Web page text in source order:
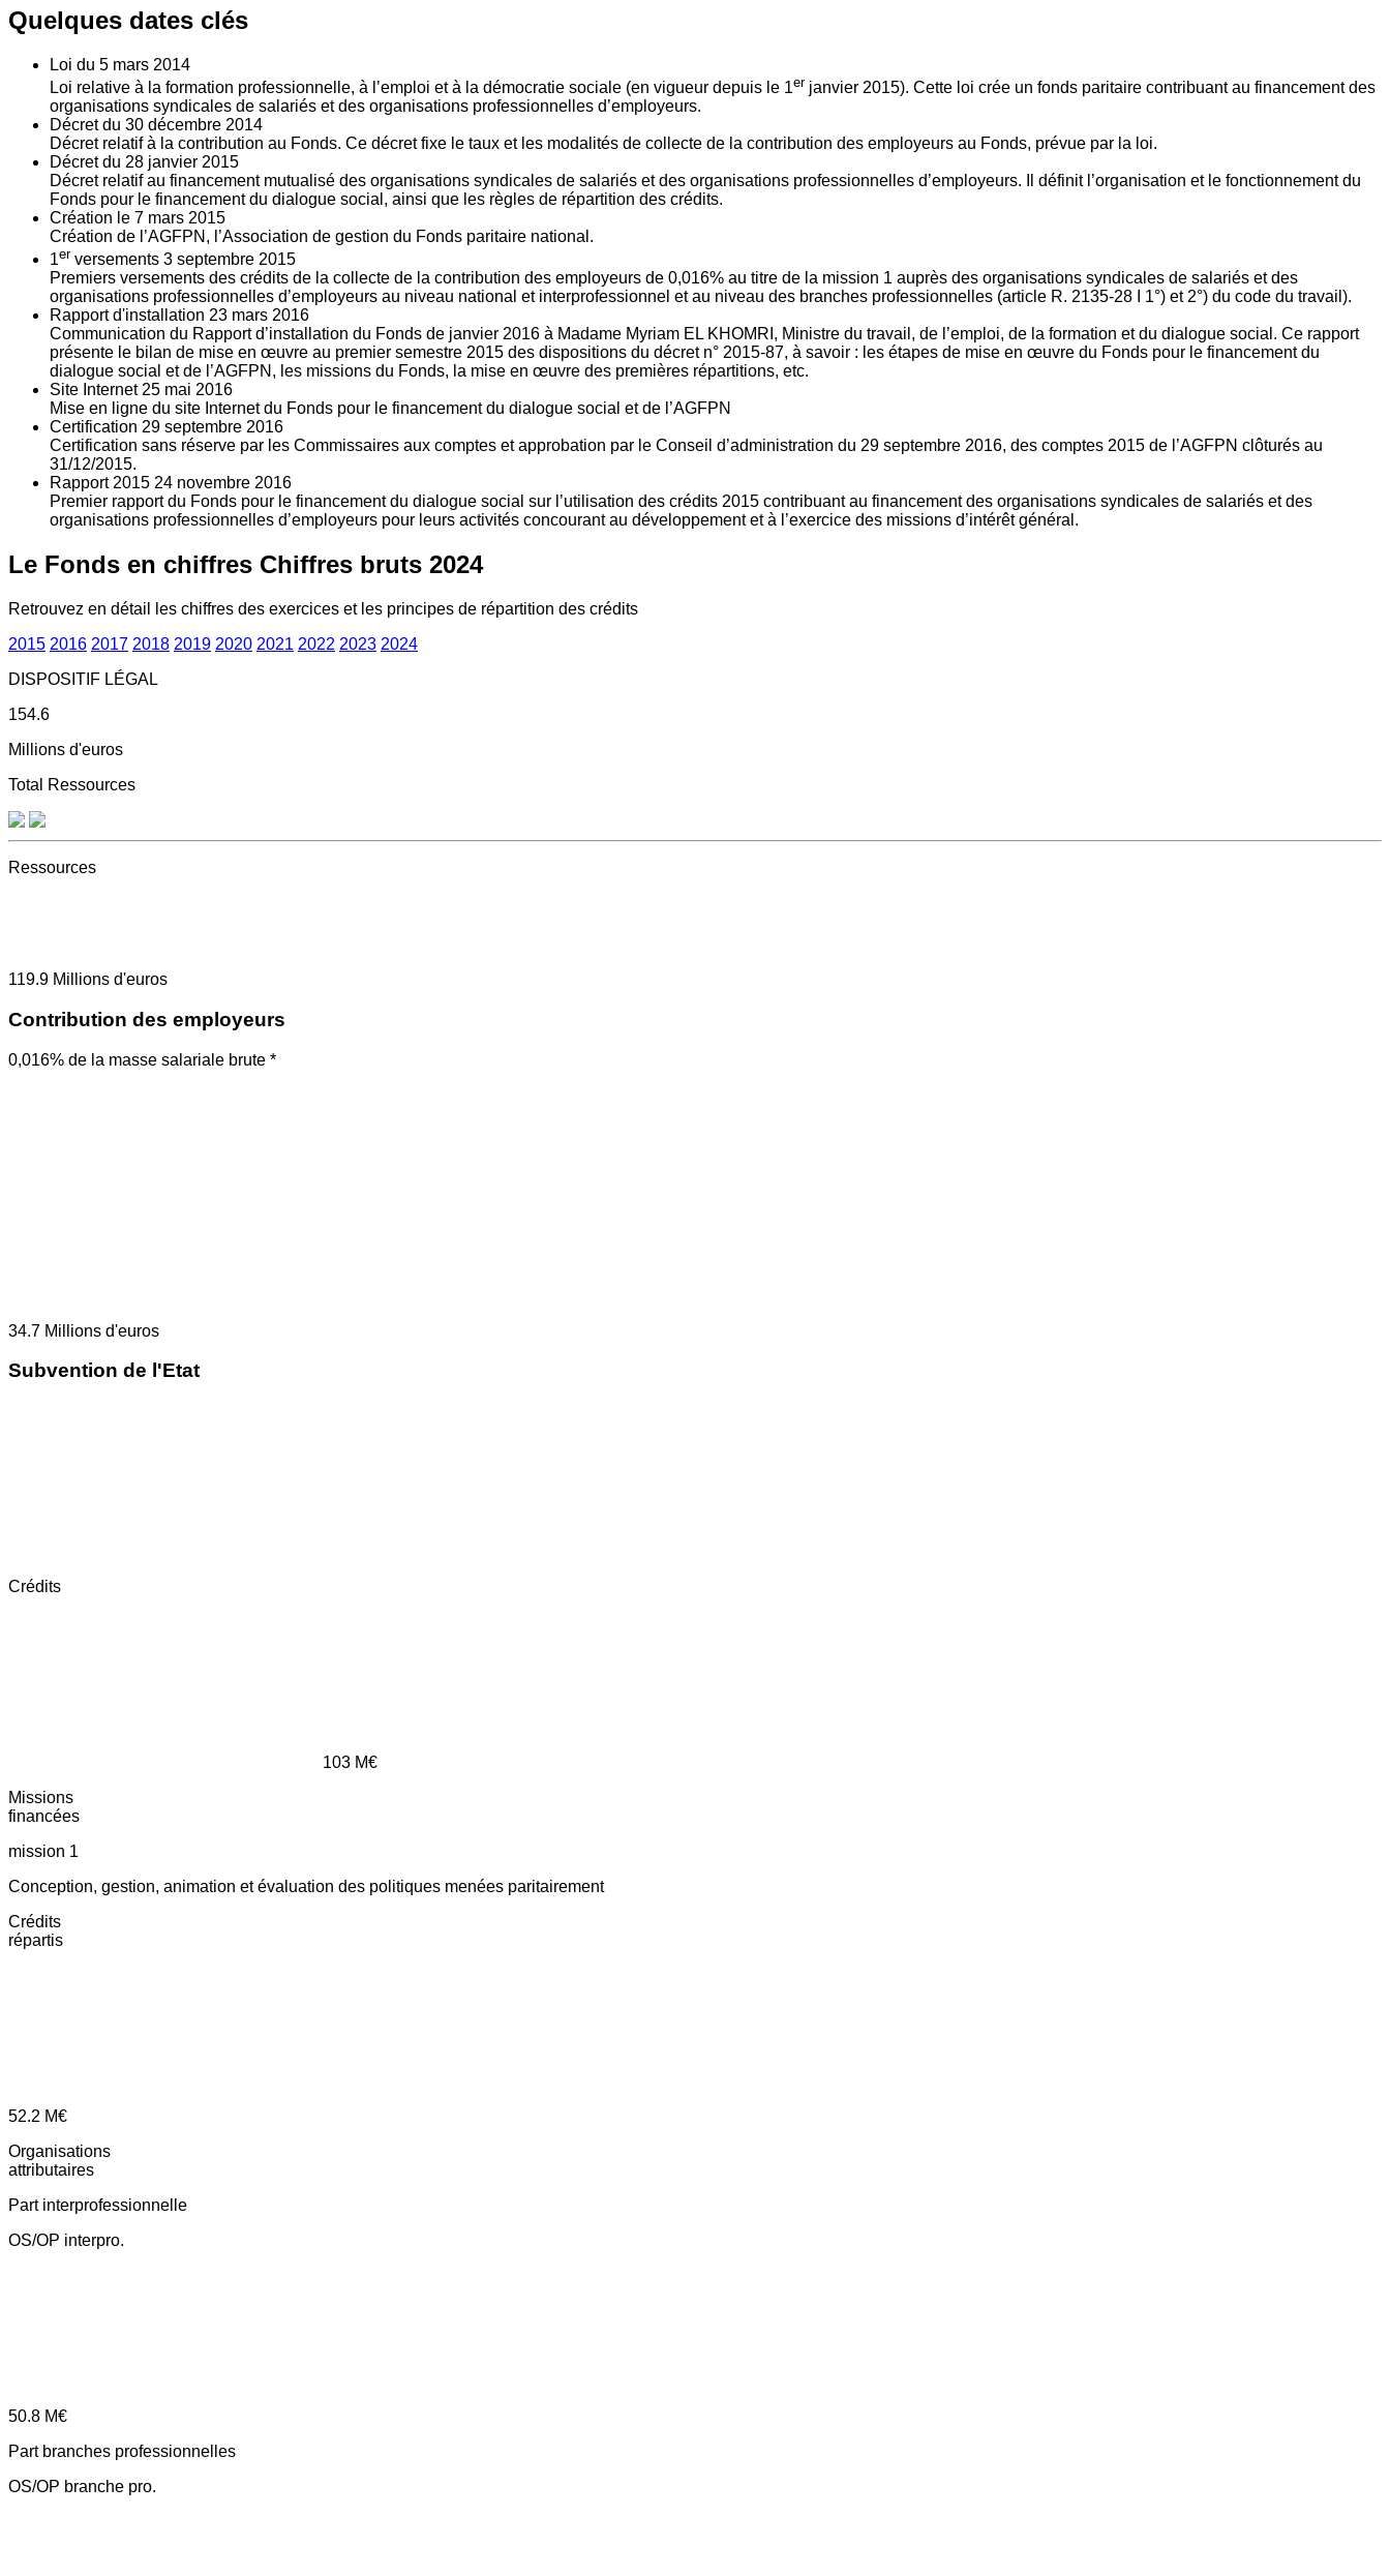
Quelques dates clés
Loi du 5 mars 2014
Loi relative à la formation professionnelle, à l’emploi et à la démocratie sociale (en vigueur depuis le 1er janvier 2015). Cette loi crée un fonds paritaire contribuant au financement des
organisations syndicales de salariés et des organisations professionnelles d’employeurs.
Décret du 30 décembre 2014
Décret relatif à la contribution au Fonds. Ce décret fixe le taux et les modalités de collecte de la contribution des employeurs au Fonds, prévue par la loi.
Décret du 28 janvier 2015
Décret relatif au financement mutualisé des organisations syndicales de salariés et des organisations professionnelles d’employeurs. Il définit l’organisation et le fonctionnement du
Fonds pour le financement du dialogue social, ainsi que les règles de répartition des crédits.
Création le 7 mars 2015
Création de l’AGFPN, l’Association de gestion du Fonds paritaire national.
1er versements 3 septembre 2015
Premiers versements des crédits de la collecte de la contribution des employeurs de 0,016% au titre de la mission 1 auprès des organisations syndicales de salariés et des
organisations professionnelles d’employeurs au niveau national et interprofessionnel et au niveau des branches professionnelles (article R. 2135‐28 I 1°) et 2°) du code du travail).
Rapport d'installation 23 mars 2016
Communication du Rapport d’installation du Fonds de janvier 2016 à Madame Myriam EL KHOMRI, Ministre du travail, de l’emploi, de la formation et du dialogue social. Ce rapport
présente le bilan de mise en œuvre au premier semestre 2015 des dispositions du décret n° 2015-87, à savoir : les étapes de mise en œuvre du Fonds pour le financement du
dialogue social et de l’AGFPN, les missions du Fonds, la mise en œuvre des premières répartitions, etc.
Site Internet 25 mai 2016
Mise en ligne du site Internet du Fonds pour le financement du dialogue social et de l’AGFPN
Certification 29 septembre 2016
Certification sans réserve par les Commissaires aux comptes et approbation par le Conseil d’administration du 29 septembre 2016, des comptes 2015 de l’AGFPN clôturés au
31/12/2015.
Rapport 2015 24 novembre 2016
Premier rapport du Fonds pour le financement du dialogue social sur l’utilisation des crédits 2015 contribuant au financement des organisations syndicales de salariés et des
organisations professionnelles d’employeurs pour leurs activités concourant au développement et à l’exercice des missions d’intérêt général.
Le Fonds en chiffres Chiffres bruts 2024
Retrouvez en détail les chiffres des exercices et les principes de répartition des crédits
2015 2016 2017 2018 2019 2020 2021 2022 2023 2024
DISPOSITIF LÉGAL
154.6
Millions d'euros
Total Ressources
Ressources
119.9 Millions d'euros
Contribution des employeurs
0,016% de la masse salariale brute *
34.7 Millions d'euros
Subvention de l'Etat
Crédits
103 M€
Missions
financées
mission 1
Conception, gestion, animation et évaluation des politiques menées paritairement
Crédits
répartis
52.2 M€
Organisations
attributaires
Part interprofessionnelle
OS/OP interpro.
50.8 M€
Part branches professionnelles
OS/OP branche pro.